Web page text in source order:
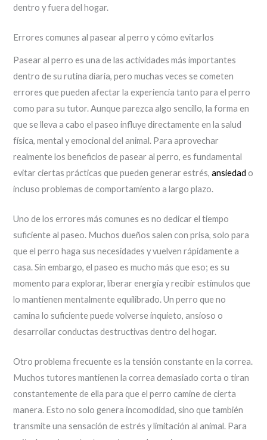
dentro y fuera del hogar.
Errores comunes al pasear al perro y cómo evitarlos
Pasear al perro es una de las actividades más importantes
dentro de su rutina diaria, pero muchas veces se cometen
errores que pueden afectar la experiencia tanto para el perro
como para su tutor. Aunque parezca algo sencillo, la forma en
que se lleva a cabo el paseo influye directamente en la salud
física, mental y emocional del animal. Para aprovechar
realmente los beneficios de pasear al perro, es fundamental
evitar ciertas prácticas que pueden generar estrés,ansiedad o
incluso problemas de comportamiento a largo plazo.
Uno de los errores más comunes es no dedicar el tiempo
suficiente al paseo. Muchos dueños salen con prisa, solo para
que el perro haga sus necesidades y vuelven rápidamente a
casa. Sin embargo, el paseo es mucho más que eso; es su
momento para explorar, liberar energía y recibir estímulos que
lo mantienen mentalmente equilibrado. Un perro que no
camina lo suficiente puede volverse inquieto, ansioso o
desarrollar conductas destructivas dentro del hogar.
Otro problema frecuente es la tensión constante en la correa.
Muchos tutores mantienen la correa demasiado corta o tiran
constantemente de ella para que el perro camine de cierta
manera. Esto no solo genera incomodidad, sino que también
transmite una sensación de estrés y limitación al animal. Para